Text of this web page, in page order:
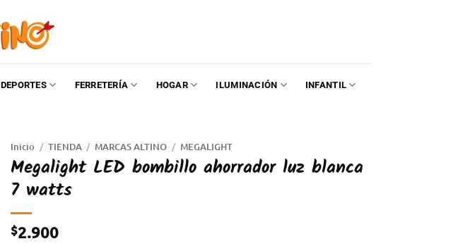
DEPORTES FERRETERÍA HOGAR ILUMINACIÓN INFANTIL
Inicio / TIENDA / MARCAS ALTINO / MEGALIGHT
Megalight LED bombillo ahorrador luz blanca
7 watts
$2.900